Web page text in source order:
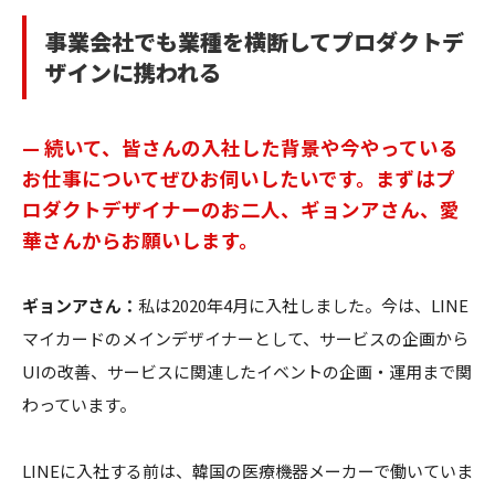
事業会社でも業種を横断してプロダクトデ
ザインに携われる
— 続いて、皆さんの入社した背景や今やっている
お仕事についてぜひお伺いしたいです。まずはプ
ロダクトデザイナーのお二人、ギョンアさん、愛
華さんからお願いします。
ギョンアさん： 私は2020年4月に入社しました。今は、LINE
マイカードのメインデザイナーとして、サービスの企画から
UIの改善、サービスに関連したイベントの企画・運用まで関
わっています。
LINEに入社する前は、韓国の医療機器メーカーで働いていま